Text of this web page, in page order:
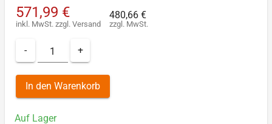
571,99 €
inkl. MwSt. zzgl. Versand
480,66 €
zzgl. MwSt.
- +
In den Warenkorb
Auf Lager